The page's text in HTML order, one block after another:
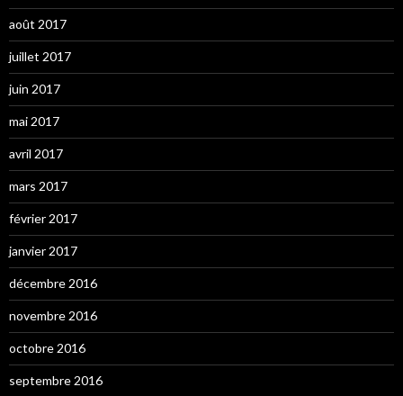
août 2017
juillet 2017
juin 2017
mai 2017
avril 2017
mars 2017
février 2017
janvier 2017
décembre 2016
novembre 2016
octobre 2016
septembre 2016